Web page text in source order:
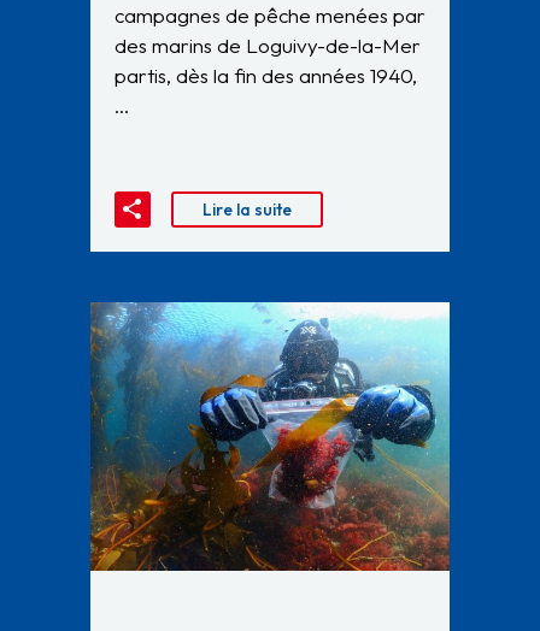
campagnes de pêche menées par
des marins de Loguivy-de-la-Mer
partis, dès la fin des années 1940,
…
Lire la suite